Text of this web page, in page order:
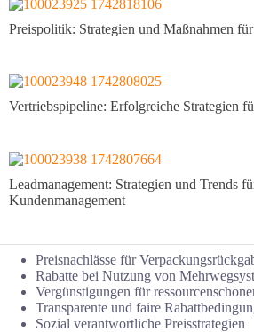
Preispolitik: Strategien und Maßnahmen
Vertriebspipeline: Erfolgreiche Strategien
Leadmanagement: Strategien und Trends
Kundenmanagement
Preisnachlässe für
Rabatte bei Nutzung von
Vergünstigungen für
Transparente und faire
Sozial verantwortliche Preisstrategien